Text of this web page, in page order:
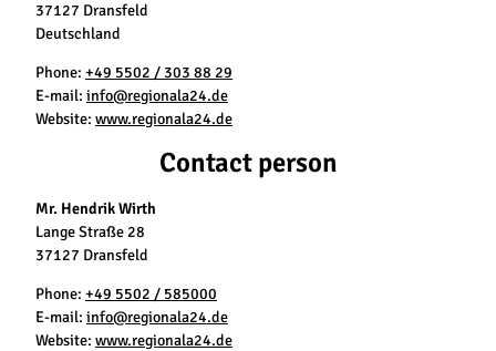
37127 Dransfeld
Deutschland
Phone: +49 5502 / 303 88 29
E-mail: info@regionala24.de
Website: www.regionala24.de
Contact person
Mr. Hendrik Wirth
Lange Straße 28
37127 Dransfeld
Phone: +49 5502 / 585000
E-mail: info@regionala24.de
Website: www.regionala24.de